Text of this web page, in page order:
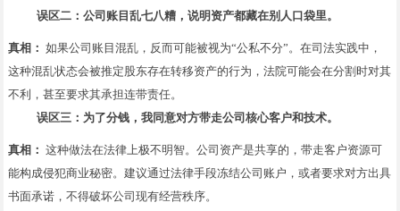
误区二：公司账目乱七八糟，说明资产都藏在别人口袋里。
真相： 如果公司账目混乱，反而可能被视为“公私不分”。在司法实践中，
这种混乱状态会被推定股东存在转移资产的行为，法院可能会在分割时对其
不利，甚至要求其承担连带责任。
误区三：为了分钱，我同意对方带走公司核心客户和技术。
真相： 这种做法在法律上极不明智。公司资产是共享的，带走客户资源可
能构成侵犯商业秘密。建议通过法律手段冻结公司账户，或者要求对方出具
书面承诺，不得破坏公司现有经营秩序。